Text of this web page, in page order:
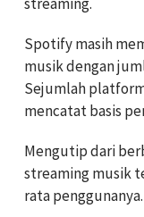
Spotify masih
musik dengan
Sejumlah
mencatat basis
Mengutip dari
streaming musik
rata penggunanya.